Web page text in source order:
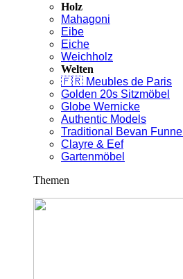
Holz
Mahagoni
Eibe
Eiche
Weichholz
Welten
🇫🇷 Meubles de Paris
Golden 20s Sitzmöbel
Globe Wernicke
Authentic Models
Traditional Bevan Funnell
Clayre & Eef
Gartenmöbel
Themen